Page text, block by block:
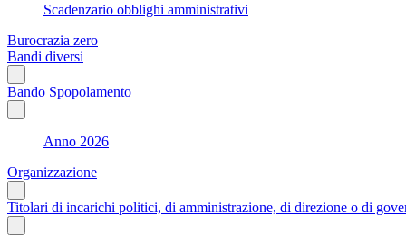
Scadenzario obblighi amministrativi
Burocrazia zero
Bandi diversi
Bando Spopolamento
Anno 2026
Organizzazione
Titolari di incarichi politici, di amministrazione, di direzione o di